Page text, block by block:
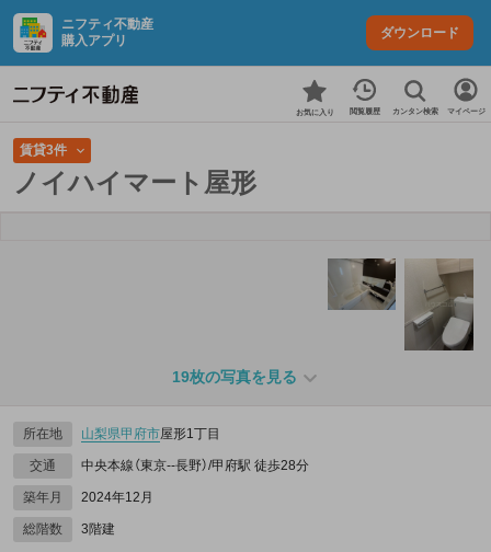
ニフティ不動産
購入アプリ
ダウンロード
お気に入り 閲覧履歴 カンタン検索 マイページ
賃貸3件
ノイハイマート屋形
19枚の写真を見る
所在地 山梨県甲府市屋形1丁目
交通 中央本線（東京--長野）/甲府駅 徒歩28分
築年月 2024年12月
総階数 3階建